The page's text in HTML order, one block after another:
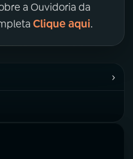
a Ouvidoria da
Clique aqui.
›